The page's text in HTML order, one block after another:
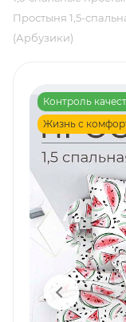
Простыня 1,5-
(Арбузики)
Контроль
Жизнь с